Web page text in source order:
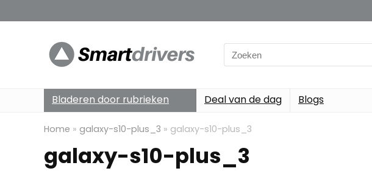
Search
for:
Bladeren door rubrieken Deal van de dag Blogs
Home » galaxy-s10-plus_3 » galaxy-s10-plus_3
galaxy-s10-plus_3